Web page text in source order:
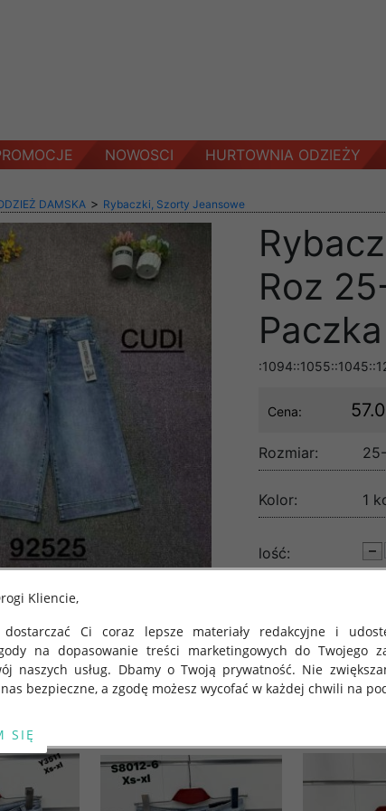
NOWOSCI HURTOWNIA ODZIEŻY
DAMSKA > Rybaczki, Szorty Jeansowe
Roz
Cena:
Rozmiar:
Kolor: 1
lość:
Kliencie,
Ci coraz lepsze materiały redakcyjne i
na dopasowanie treści marketingowych do Twojego
naszych usług. Dbamy o Twoją prywatność. Nie
bezpieczne, a zgodę możesz wycofać w każdej chwili na
roku obowiązuje Rozporządzenie Parlamentu
sprawie ochrony osób fizycznych w związku z
takich danych oraz uchylenia dyrektywy 95/46/WE
Rozporządzenie o Ochronie Danych"). W związku z tym
danych oraz zasadach, na jakich odbywa się to po